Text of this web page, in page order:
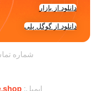
دانلود از بازار
دانلود از گوگل پلی
شماره
ایمیل: